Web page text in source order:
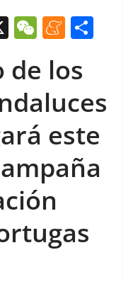
X
W
C
h
at
M
n
e
a
m
e
p
ar
tir
de los
este